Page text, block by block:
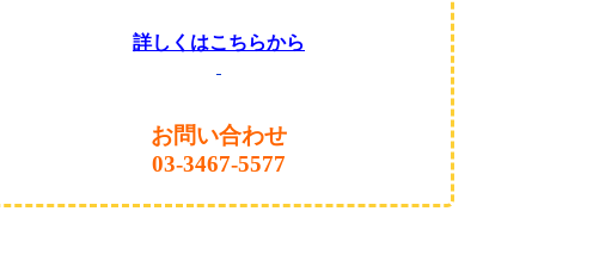
詳しくはこちらから
お問い合わせ
03-3467-5577